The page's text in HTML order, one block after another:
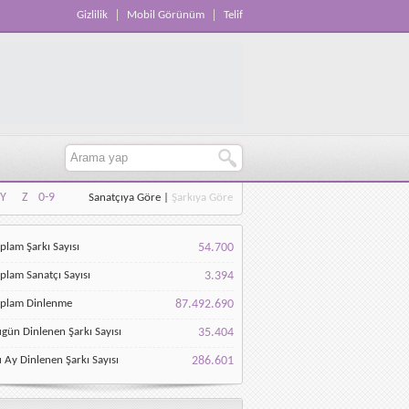
Gizlilik Mobil Görünüm Telif
Y Z
0-9
Y Z 0-9
Sanatçıya Göre Şarkıya Göre
Şarkı Sayısı 54.700
Sanatçı Sayısı 3.394
Dinlenme 87.492.690
Dinlenen Şarkı Sayısı 35.404
Ay Dinlenen Şarkı Sayısı 286.601